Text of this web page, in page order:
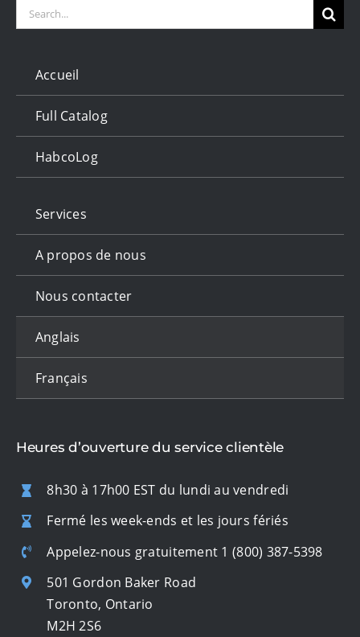
Search
Accueil
Full Catalog
HabcoLog
Services
A propos de nous
Nous contacter
Anglais
Français
Heures d’ouverture du service clientèle
8h30 à 17h00 EST du lundi au vendredi
Fermé les week-ends et les jours fériés
Appelez-nous gratuitement 1 (800) 387-5398
501 Gordon Baker Road
Toronto, Ontario
M2H 2S6